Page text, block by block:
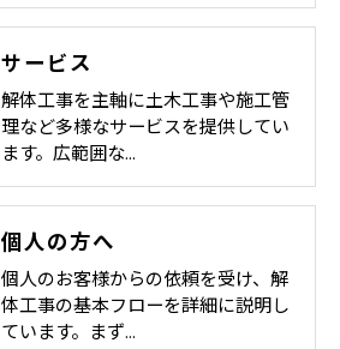
サービス
解体工事を主軸に土木工事や施工管
理など多様なサービスを提供してい
ます。広範囲な…
個人の方へ
個人のお客様からの依頼を受け、解
体工事の基本フローを詳細に説明し
ています。まず…